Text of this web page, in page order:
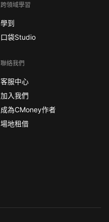
跨領域學習
學到
口袋Studio
聯絡我們
客服中心
加入我們
成為CMoney作者
場地租借